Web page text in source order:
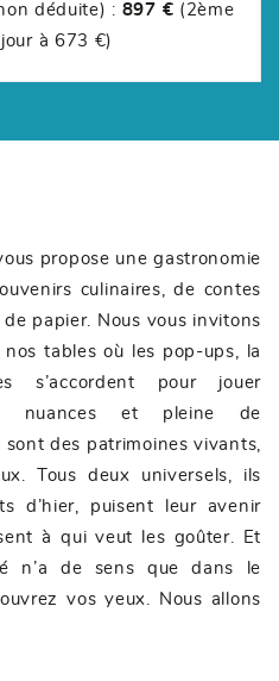
déduite) : 897 € (2ème
à 673 €)
propose une gastronomie
culinaires, de contes
papier. Nous vous invitons
tables où les pop-ups, la
s’accordent pour jouer
nuances et pleine de
sont des patrimoines vivants,
Tous deux universels, ils
d’hier, puisent leur avenir
à qui veut les goûter. Et
n’a de sens que dans le
vos yeux. Nous allons